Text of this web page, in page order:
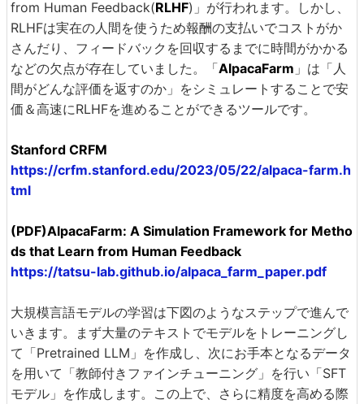
from Human Feedback(RLHF)」が行われます。しかし、
RLHFは実在の人間を使うため報酬の支払いでコストがか
さんだり、フィードバックを回収するまでに時間がかかる
などの欠点が存在していました。「AlpacaFarm 」は「人
間がどんな評価を返すのか」をシミュレートすることで安
価＆高速にRLHFを進めることができるツールです。
Stanford CRFM
https://crfm.stanford.edu/2023/05/22/alpaca-farm.h
tml
(PDF)AlpacaFarm: A Simulation Framework for Metho
ds that Learn from Human Feedback
https://tatsu-lab.github.io/alpaca_farm_paper.pdf
大規模言語モデルの学習は下図のようなステップで進んで
いきます。まず大量のテキストでモデルをトレーニングし
て「Pretrained LLM」を作成し、次にお手本となるデータ
を用いて「教師付きファインチューニング」を行い「SFT
モデル」を作成します。この上で、さらに精度を高める際